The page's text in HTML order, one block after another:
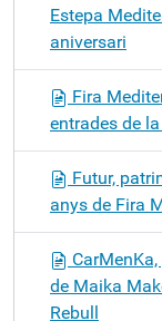
Estepa
aniversari
Fira
entrades de
Futur,
anys de Fira
de Maika
Rebull